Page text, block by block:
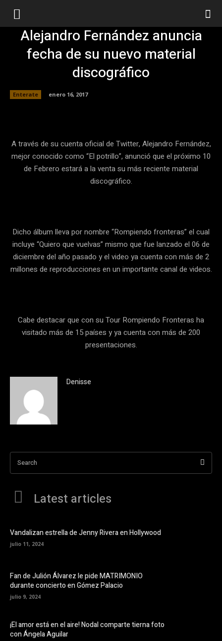
Alejandro Fernández anuncia
fecha de su nuevo material
discográfico
Enterate
enero 16, 2017
A través de su cuenta oficial de Twitter, Alejandro Fernández,
mejor conocido como “El potrillo”, anunció que el próximo 10
de Febrero estará a la venta su más reciente material
discográfico.
Dicho álbum lleva por nombre “Rompiendo fronteras” el cual
incluye “Quiero que vuelvas” mismo que fue lanzado el 06 de
diciembre del año pasado y el video ya cuenta con más de 2
millones de reproducciones en un importante canal de videos.
Cabe destacar que con su Tour Rompiendo Fronteras ha
visitado más de 15 países y ya cuenta con más de 200
presentaciones.
Denisse
Search
Latest articles
Vandalizan estrella de Jenny Rivera en Hollywood
julio 11, 2024
Fan de Julión Álvarez le pide MATRIMONIO
durante concierto en Gómez Palacio
julio 9, 2024
¡El amor está en el aire! Nodal comparte tierna foto
con Ángela Aguilar